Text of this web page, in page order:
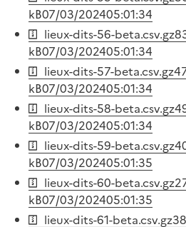
kB07/03/202405:01:34
lieux-dits-56-beta.csv.gz
kB07/03/202405:01:34
lieux-dits-57-beta.csv.gz
kB07/03/202405:01:34
lieux-dits-58-beta.csv.gz
kB07/03/202405:01:34
lieux-dits-59-beta.csv.gz
kB07/03/202405:01:35
lieux-dits-60-beta.csv.gz
kB07/03/202405:01:35
lieux-dits-61-beta.csv.gz